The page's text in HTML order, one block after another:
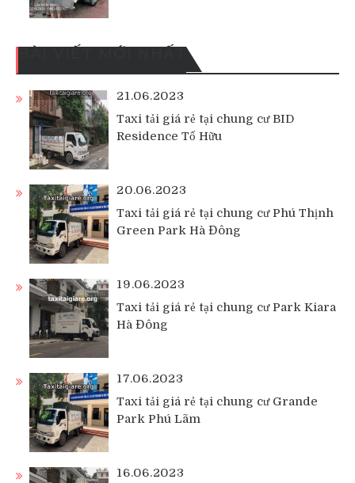
BÀI VIẾT MỚI NHẤT
21.06.2023
Taxi tải giá rẻ tại chung cư BID
Residence Tố Hữu
20.06.2023
Taxi tải giá rẻ tại chung cư Phú Thịnh
Green Park Hà Đông
19.06.2023
Taxi tải giá rẻ tại chung cư Park Kiara
Hà Đông
17.06.2023
Taxi tải giá rẻ tại chung cư Grande
Park Phú Lãm
16.06.2023